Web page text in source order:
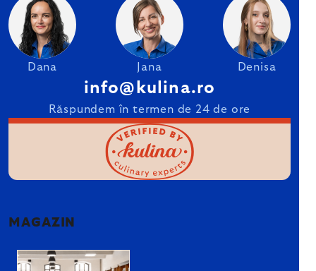
Dana Jana Denisa
info@kulina.ro
Răspundem în termen de 24 de ore
MAGAZIN